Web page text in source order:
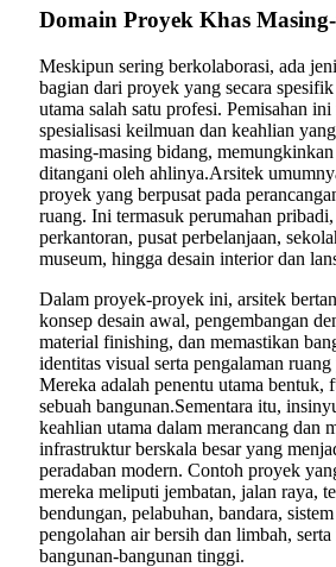
Domain Proyek Khas
Meskipun sering berkolaborasi, ada
bagian dari proyek yang secara
utama salah satu profesi. Pemisahan
spesialisasi keilmuan dan keahlian
masing-masing bidang,
ditangani oleh ahlinya.Arsitek
proyek yang berpusat pada
ruang. Ini termasuk perumahan
perkantoran, pusat perbelanjaan,
museum, hingga desain interior dan
Dalam proyek-proyek ini, arsitek
konsep desain awal, pengembangan
material finishing, dan memastikan
identitas visual serta pengalaman
Mereka adalah penentu utama bentuk,
sebuah bangunan.Sementara itu,
keahlian utama dalam merancang dan
infrastruktur berskala besar yang
peradaban modern. Contoh proyek
mereka meliputi jembatan, jalan raya,
bendungan, pelabuhan, bandara,
pengolahan air bersih dan limbah,
bangunan-bangunan tinggi.